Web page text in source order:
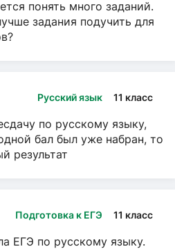
понять много заданий.
задания подучить для
Русский язык 11 класс
по русскому языку,
бал был уже набран, то
результат
Подготовка к ЕГЭ 11 класс
ЕГЭ по русскому языку.